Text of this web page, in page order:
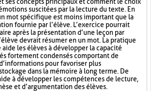
suscitées par la lecture du texte. En
mot spécifique est moins important que la
fournie par l’élève. L’exercice pourrait
après la présentation d’une leçon par
devrait résumer en un mot. La pratique
les élèves à développer la capacité
fortement condensés comportant de
pour favoriser plus
dans la mémoire à long terme. De
à développer les compétences de lecture,
et d’argumentation des élèves.